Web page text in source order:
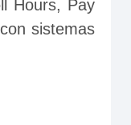
Hours, Pay
sistemas